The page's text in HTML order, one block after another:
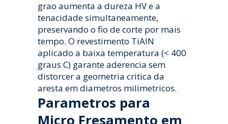
grao aumenta a dureza HV e a
tenacidade simultaneamente,
preservando o fio de corte por mais
tempo. O revestimento TiAlN
aplicado a baixa temperatura (< 400
graus C) garante aderencia sem
distorcer a geometria critica da
aresta em diametros milimetricos.
Parametros para
Micro Fresamento em